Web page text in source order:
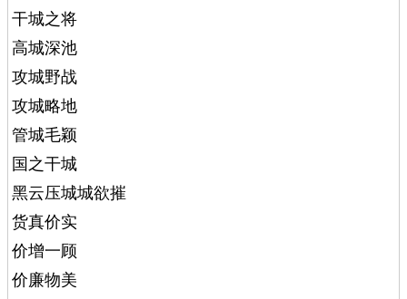
干城之将
高城深池
攻城野战
攻城略地
管城毛颖
国之干城
黑云压城城欲摧
货真价实
价增一顾
价廉物美